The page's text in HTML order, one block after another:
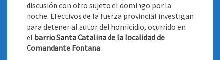
discusión con otro sujeto el domingo por la
noche. Efectivos de la fuerza provincial investigan
para detener al autor del homicidio, ocurrido en
el barrio Santa Catalina de la localidad de
Comandante Fontana.